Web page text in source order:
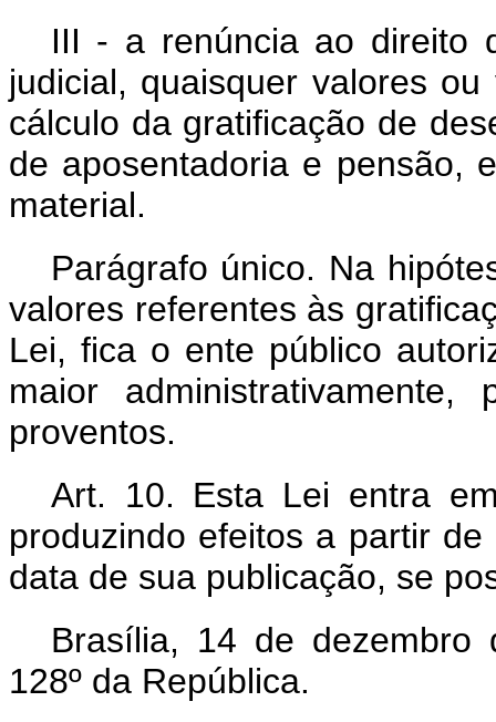
III - a renúncia ao direito
judicial, quaisquer valores
cálculo da gratificação de
de aposentadoria e pensão,
material.
Parágrafo único. Na
valores referentes às
Lei, fica o ente público
maior
proventos.
Art. 10. Esta Lei entra
produzindo efeitos a partir
data de sua publicação, se
Brasília, 14 de dezembro
128º da República.